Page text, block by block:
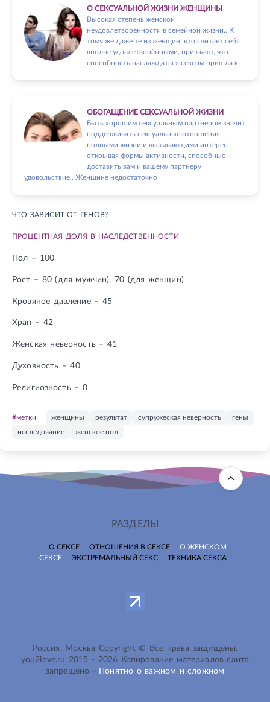
О СЕКСУАЛЬНОЙ ЖИЗНИ ЖЕНЩИНЫ
Высокая степень женской
неудовлетворенности в семейной жизни.. К
тому же даже те из женщин, кто считает себя
вполне удовлетворёнными, признают, что
способность наслаждаться сексом пришла к
ОБОГАЩЕНИЕ СЕКСУАЛЬНОЙ ЖИЗНИ
Быть хорошим сексуальным партнером значит
поддерживать сексуальные отношения
полными жизни и вызывающими интерес,
открывая формы активности, способные
доставить вам и вашему партнеру
удовольствие.. Женщине недостаточно
ЧТО ЗАВИСИТ ОТ ГЕНОВ?
ПРОЦЕНТНАЯ ДОЛЯ В НАСЛЕДСТВЕННОСТИ
Пол – 100
Рост – 80 (для мужчин), 70 (для женщин)
Кровяное давление – 45
Храп – 42
Женская неверность – 41
Духовность – 40
Религиозность – 0
#метки женщины результат супружеская неверность
гены
исследование
женское пол
РАЗДЕЛЫ
О СЕКСЕ ОТНОШЕНИЯ В СЕКСЕ
О ЖЕНСКОМ
СЕКСЕ
ЭКСТРЕМАЛЬНЫЙ СЕКС ТЕХНИКА СЕКСА
Россия, Москва Copyright © Все права защищены.
you2love.ru 2015 - 2026 Копирование материалов сайта
запрещено -
Понятно о важном и сложном